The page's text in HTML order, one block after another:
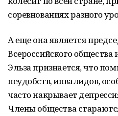
соревнованиях разного
А еще она является
Всероссийского
Эльза признается, что
неудобств, инвалидов,
часто накрывает
Члены общества